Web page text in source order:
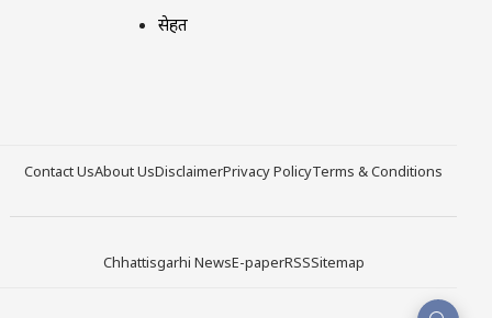
सेहत
Contact UsAbout UsDisclaimerPrivacy PolicyTerms & Conditions
Chhattisgarhi NewsE-paperRSSSitemap